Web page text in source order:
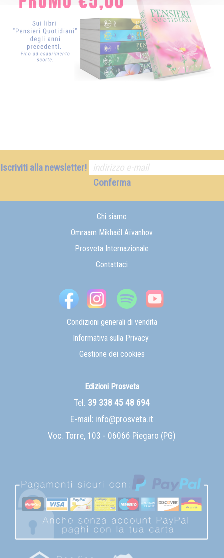
Iscriviti alla newsletter!
Conferma
Chi siamo
Omraam Mikhaël Aïvanhov
Prosveta Internazionale
Contattaci
Condizioni generali di vendita
Informativa sulla Privacy
Gestione dei cookies
Edizioni Prosveta
Tel. 39 338 45 48 694
E-mail: info@prosveta.it
Voc. Torre, 103 - 06066 Piegaro (PG)